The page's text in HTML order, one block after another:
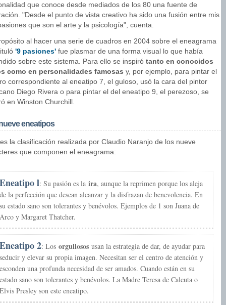
que conoce desde mediados de los 80 una fuente de
"Desde el punto de vista creativo ha sido una fusión entre mis
que son el arte y la psicología", cuenta.
al hacer una serie de cuadros en 2004 sobre el eneagrama
'9 pasiones' fue plasmar de una forma visual lo que había
sobre este sistema. Para ello se inspiró tanto en conocidos
como en personalidades famosas y, por ejemplo, para pintar el
correspondiente al eneatipo 7, el guloso, usó la cara del pintor
Diego Rivera o para pintar el del eneatipo 9, el perezoso, se
en Winston Churchill.
eneatipos
la clasificación realizada por Claudio Naranjo de los nueve
que componen el eneagrama:
Eneatipo l: Su pasión es la ira, aunque la reprimen porque los aleja
de la perfección que desean alcanzar y la disfrazan de benevolencia. En
su estado sano son tolerantes y benévolos. Ejemplos de 1 son Juana de
Arco y Margaret Thatcher.
Eneatipo 2: Los orgullosos usan la estrategia de dar, de ayudar para
seducir y elevar su propia imagen. Necesitan ser el centro de atención y
esconden una profunda necesidad de ser amados. Cuando están en su
estado sano son tolerantes y benévolos. La Madre Teresa de Calcuta o
Elvis Presley son este eneatipo.